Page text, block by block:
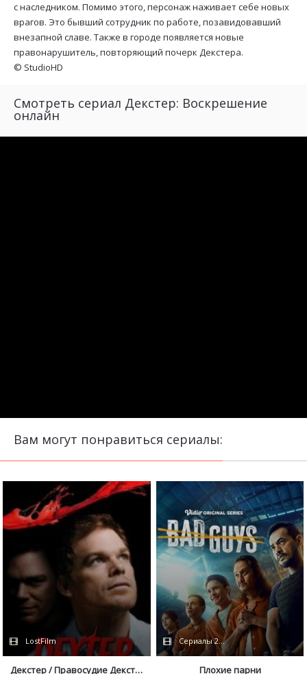
с наследником. Помимо этого, персонаж наживает себе новых
врагов. Это бывший сотрудник по работе, позавидовавший
внезапной славе. Также в городе появляется новые
правонарушитель, повторяющий почерк Декстера.
© StudioHD
Смотреть сериал Декстер: Воскрешение
онлайн
Вам могут понравиться сериалы:
LostFilm
Декстер / Правосудие Декстера
Сериалы 2025 / Coldfilm
Плохие парни